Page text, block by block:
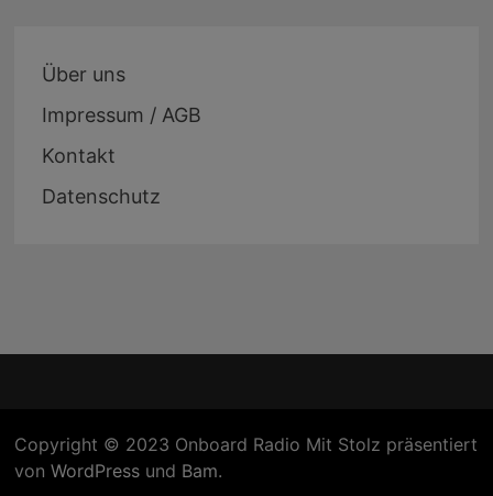
Über uns
Impressum / AGB
Kontakt
Datenschutz
Copyright © 2023 Onboard Radio Mit Stolz präsentiert
von WordPressund Bam.